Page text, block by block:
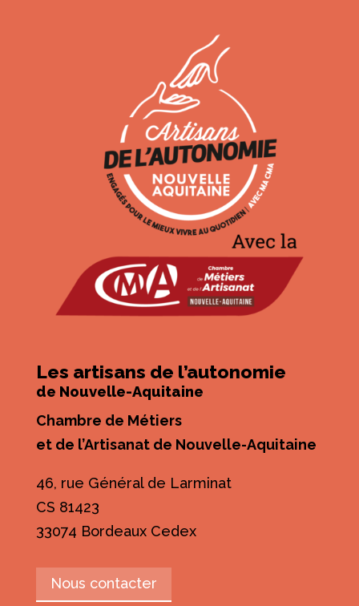
Les artisans de l’autonomie
de Nouvelle-Aquitaine
Chambre de Métiers
et de l’Artisanat de Nouvelle-Aquitaine
46, rue Général de Larminat
CS 81423
33074 Bordeaux Cedex
Nous contacter